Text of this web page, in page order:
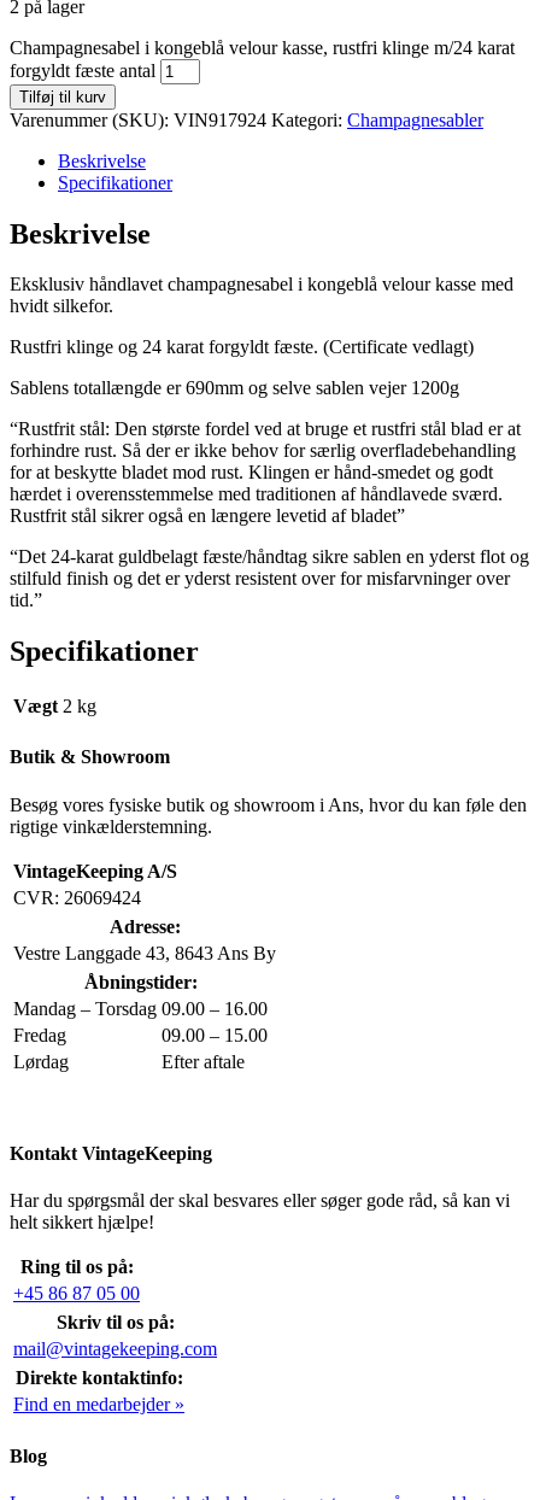
2 på lager
Champagnesabel i kongeblå velour kasse, rustfri klinge m/24 karat
forgyldt fæste antal
Tilføj til kurv
Varenummer (SKU): VIN917924 Kategori: Champagnesabler
Beskrivelse
Specifikationer
Beskrivelse
Eksklusiv håndlavet champagnesabel i kongeblå velour kasse med
hvidt silkefor.
Rustfri klinge og 24 karat forgyldt fæste. (Certificate vedlagt)
Sablens totallængde er 690mm og selve sablen vejer 1200g
“Rustfrit stål: Den største fordel ved at bruge et rustfri stål blad er at
forhindre rust. Så der er ikke behov for særlig overfladebehandling
for at beskytte bladet mod rust. Klingen er hånd-smedet og godt
hærdet i overensstemmelse med traditionen af håndlavede sværd.
Rustfrit stål sikrer også en længere levetid af bladet”
“Det 24-karat guldbelagt fæste/håndtag sikre sablen en yderst flot og
stilfuld finish og det er yderst resistent over for misfarvninger over
tid.”
Specifikationer
Vægt 2 kg
Butik & Showroom
Besøg vores fysiske butik og showroom i Ans, hvor du kan føle den
rigtige vinkælderstemning.
VintageKeeping A/S
CVR: 26069424
Adresse:
Vestre Langgade 43, 8643 Ans By
Åbningstider:
Mandag – Torsdag 09.00 – 16.00
Fredag
09.00 – 15.00
Lørdag
Efter aftale
Kontakt VintageKeeping
Har du spørgsmål der skal besvares eller søger gode råd, så kan vi
helt sikkert hjælpe!
Ring til os på:
+45 86 87 05 00
Skriv til os på:
mail@vintagekeeping.com
Direkte kontaktinfo:
Find en medarbejder »
Blog